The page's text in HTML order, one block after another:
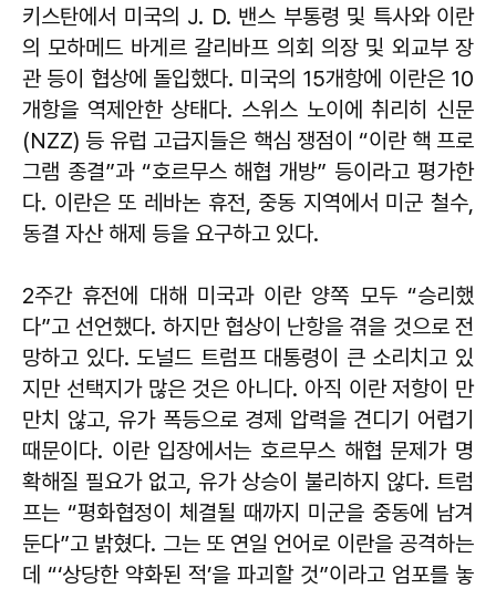
키스탄에서 미국의 J. D. 밴스 부통령 및 특사와 이란
의 모하메드 바게르 갈리바프 의회 의장 및 외교부 장
관 등이 협상에 돌입했다. 미국의 15개항에 이란은 10
개항을 역제안한 상태다. 스위스 노이에 취리히 신문
(NZZ) 등 유럽 고급지들은 핵심 쟁점이 “이란 핵 프로
그램 종결”과 “호르무스 해협 개방” 등이라고 평가한
다. 이란은 또 레바논 휴전, 중동 지역에서 미군 철수,
동결 자산 해제 등을 요구하고 있다.
2주간 휴전에 대해 미국과 이란 양쪽 모두 “승리했
다”고 선언했다. 하지만 협상이 난항을 겪을 것으로 전
망하고 있다. 도널드 트럼프 대통령이 큰 소리치고 있
지만 선택지가 많은 것은 아니다. 아직 이란 저항이 만
만치 않고, 유가 폭등으로 경제 압력을 견디기 어렵기
때문이다. 이란 입장에서는 호르무스 해협 문제가 명
확해질 필요가 없고, 유가 상승이 불리하지 않다. 트럼
프는 “평화협정이 체결될 때까지 미군을 중동에 남겨
둔다”고 밝혔다. 그는 또 연일 언어로 이란을 공격하는
데 “‘상당한 약화된 적’을 파괴할 것”이라고 엄포를 놓